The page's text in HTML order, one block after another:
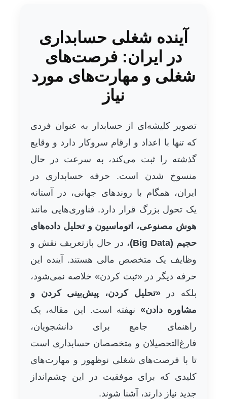
آینده شغلی حسابداری
در ایران: فرصت‌های
شغلی و مهارت‌های مورد
نیاز
تصویر کلیشه‌ای از حسابدار به عنوان فردی
که تنها با اعداد و ارقام سروکار دارد و وقایع
گذشته را ثبت می‌کند، به سرعت در حال
منسوخ شدن است. حرفه حسابداری در
ایران، همگام با روندهای جهانی، در آستانه
یک تحول بزرگ قرار دارد. فناوری‌هایی مانند
هوش مصنوعی، اتوماسیون و تحلیل داده‌های
حجیم (Big Data)
، در حال بازتعریف نقش و
وظایف یک متخصص مالی هستند. آینده این
حرفه دیگر در «ثبت کردن» خلاصه نمی‌شود،
بلکه در«تحلیل کردن، پیش‌بینی کردن و
مشاوره دادن» نهفته است. این مقاله، یک
راهنمای جامع برای دانشجویان،
فارغ‌التحصیلان و متخصصان حسابداری است
تا با فرصت‌های شغلی نوظهور و مهارت‌های
کلیدی که برای موفقیت در این چشم‌انداز
جدید نیاز دارند، آشنا شوند.